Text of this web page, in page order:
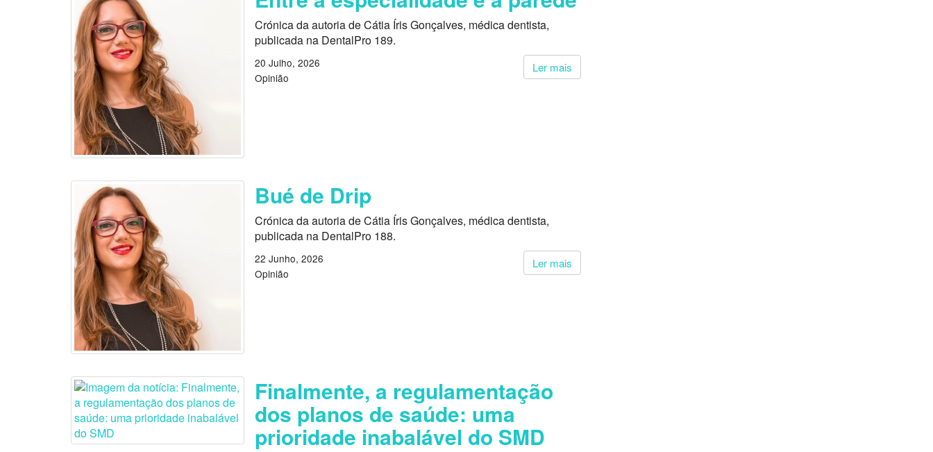
Crónica da autoria de Cátia Íris Gonçalves, médica dentista,
publicada na DentalPro 189.
Ler mais
20 Julho, 2026
Opinião
Bué de Drip
Crónica da autoria de Cátia Íris Gonçalves, médica dentista,
publicada na DentalPro 188.
Ler mais
22 Junho, 2026
Opinião
Finalmente, a regulamentação
dos planos de saúde: uma
prioridade inabalável do SMD